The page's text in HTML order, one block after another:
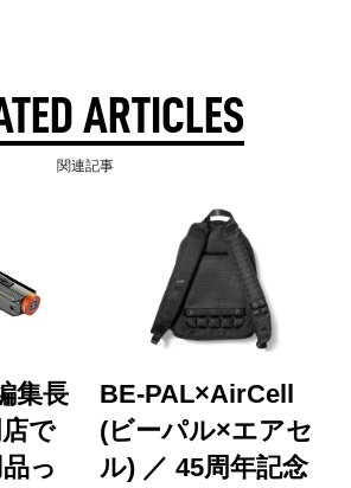
ARTICLES
関連記事
集長
で
っ
BE-PAL×AirCell
(ビーパル×エアセ
ル) ／ 45周年記念